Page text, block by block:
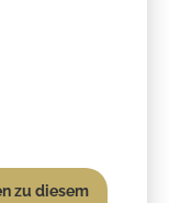
zu diesem